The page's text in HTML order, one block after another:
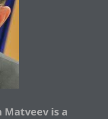
Matveev is a